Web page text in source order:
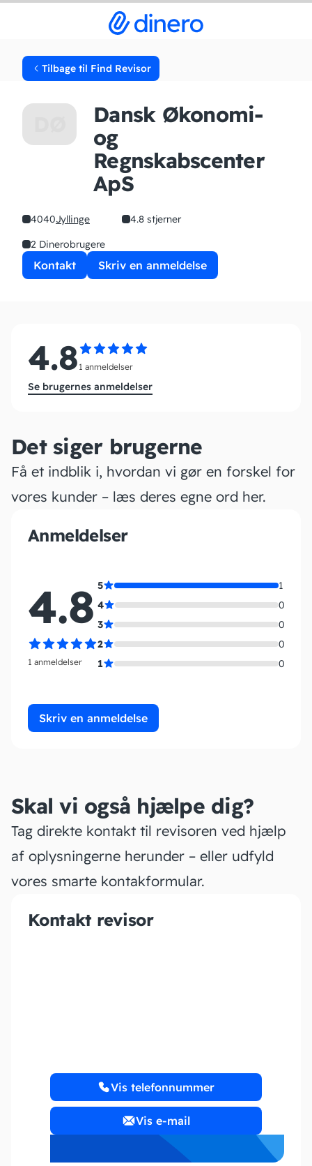
Tilbage til Find Revisor
Dansk Økonomi-
og
Regnskabscenter
ApS
4040Jyllinge
4.8 stjerner
2 Dinerobrugere
Kontakt Skriv en anmeldelse
Det siger brugerne
Få et indblik i, hvordan vi gør en forskel for
vores kunder – læs deres egne ord her.
Anmeldelser
4.8
1 anmeldelser
5
1
4
0
3
0
2
0
1
0
Skriv en anmeldelse
Skal vi også hjælpe dig?
Tag direkte kontakt til revisoren ved hjælp
af oplysningerne herunder – eller udfyld
vores smarte kontakformular.
Kontakt revisor
Vis telefonnummer
Vis e-mail
4.8 1 anmeldelser
Se brugernes anmeldelser